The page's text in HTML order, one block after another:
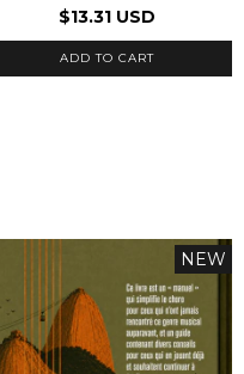
$13.31 USD
ADD TO CART
NEW